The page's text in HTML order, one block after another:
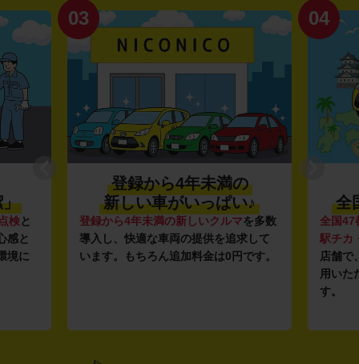
」
検と
感と
境に
03
登録から4年未満の
新しい車がいっぱい♪
登録から4年未満の新しいクルマを多数
導入し、快適な車両の提供を追求して
います。もちろん追加料金は0円です。
04
全
全国47
駅チカ
店舗で
用いた
す。